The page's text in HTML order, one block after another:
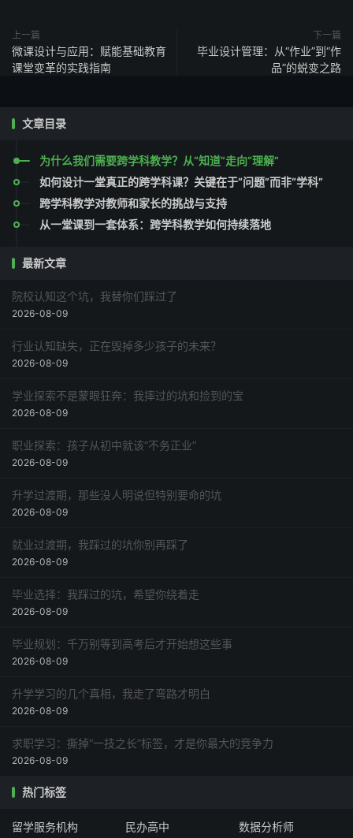
上一篇
微课设计与应用：赋能基础教育
课堂变革的实践指南
下一篇
毕业设计管理：从“作业”到“作
品”的蜕变之路
文章目录
为什么我们需要跨学科教学？从“知道”走向“理解”
如何设计一堂真正的跨学科课？关键在于“问题”而非“学科”
跨学科教学对教师和家长的挑战与支持
从一堂课到一套体系：跨学科教学如何持续落地
最新文章
院校认知这个坑，我替你们踩过了
2026-08-09
行业认知缺失，正在毁掉多少孩子的未来？
2026-08-09
学业探索不是蒙眼狂奔：我摔过的坑和捡到的宝
2026-08-09
职业探索：孩子从初中就该“不务正业”
2026-08-09
升学过渡期，那些没人明说但特别要命的坑
2026-08-09
就业过渡期，我踩过的坑你别再踩了
2026-08-09
毕业选择：我踩过的坑，希望你绕着走
2026-08-09
毕业规划：千万别等到高考后才开始想这些事
2026-08-09
升学学习的几个真相，我走了弯路才明白
2026-08-09
求职学习：撕掉“一技之长”标签，才是你最大的竞争力
2026-08-09
热门标签
留学服务机构 民办高中 数据分析师